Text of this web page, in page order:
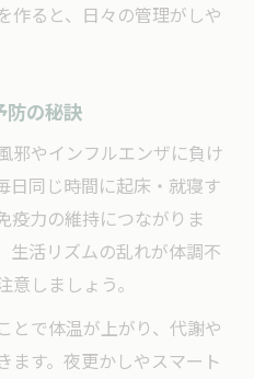
作ると、日々の管理がしや
防の秘訣
邪やインフルエンザに負け
日同じ時間に起床・就寝す
疫力の維持につながりま
生活リズムの乱れが体調不
しましょう。
とで体温が上がり、代謝や
ます。夜更かしやスマート